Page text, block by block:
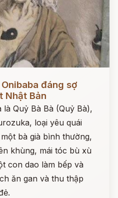
đáng sợ
Nhật Bản
Quỷ Bà Bà (Quỷ Bà),
loại yêu quái
bà già bình thường,
khùng, mái tóc bù xù
con dao làm bếp và
ăn gan và thu thập